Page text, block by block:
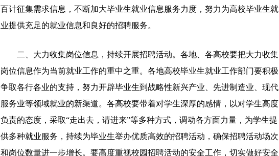
百计征集需求信息，不断加大毕业生就业信息服务力度，努力为高校毕业生就
业提供充足的就业信息和良好的招聘服务。
二、大力收集岗位信息，持续开展招聘活动。各地、各高校要把大力收集
岗位信息作为当前就业工作的重中之重。各地高校毕业生就业工作部门要积极
争取各行各业的支持，努力开辟毕业生到战略性新兴产业、先进制造业、现代
服务业等领域就业的新渠道。各高校要带着对学生深厚的感情，以对学生高度
负责的态度，采取“走出去，请进来”等多种方式，调动各方面力量，为学生提
供多种就业服务，持续为毕业生举办优质高效的招聘活动，确保招聘活动场次
和岗位数量进一步增长。要高度重视校园招聘活动的安全工作，切实做好安全